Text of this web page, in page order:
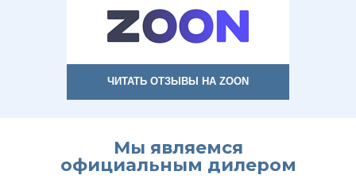
ЧИТАТЬ ОТЗЫВЫ НА ZOON
Мы являемся
официальным дилером